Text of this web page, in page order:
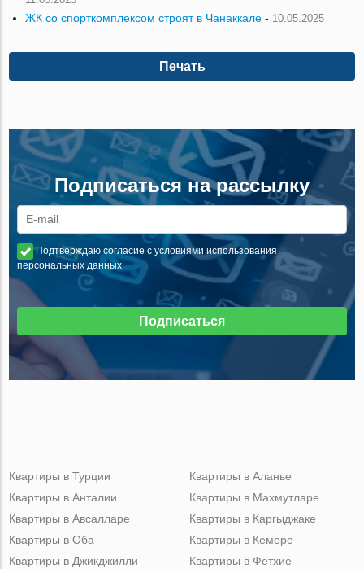
ЖК со спорткомплексом строят в Чанаккале - 10.05.2025
Печать
Подписаться на рассылку
Подтверждаю согласие с условиями использования
персональных данных
Подписаться
Квартиры в Турции
Квартиры в Анталии
Квартиры в Авсалларе
Квартиры в Оба
Квартиры в Джикджилли
Квартиры в Аланье
Квартиры в Махмутларе
Квартиры в Каргыджаке
Квартиры в Кемере
Квартиры в Фетхие